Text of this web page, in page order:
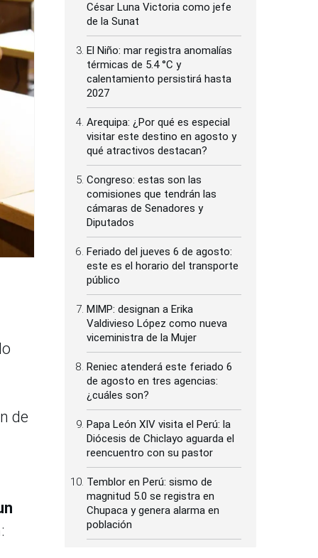
de
César Luna Victoria como jefe
de la Sunat
El Niño: mar registra anomalías
térmicas de 5.4 °C y
calentamiento persistirá hasta
2027
Arequipa: ¿Por qué es especial
visitar este destino en agosto y
qué atractivos destacan?
Congreso: estas son las
comisiones que tendrán las
cámaras de Senadores y
Diputados
Feriado del jueves 6 de agosto:
este es el horario del transporte
público
MIMP: designan a Erika
Valdivieso López como nueva
viceministra de la Mujer
Reniec atenderá este feriado 6
de agosto en tres agencias:
¿cuáles son?
Papa León XIV visita el Perú: la
Diócesis de Chiclayo aguarda el
reencuentro con su pastor
Temblor en Perú: sismo de
magnitud 5.0 se registra en
Chupaca y genera alarma en
población